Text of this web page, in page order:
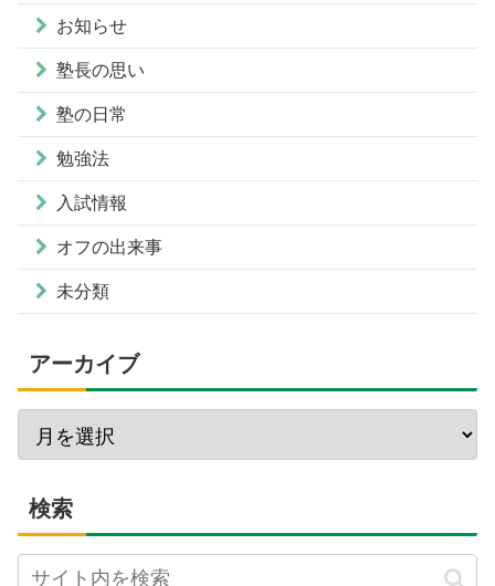
お知らせ
塾長の思い
塾の日常
勉強法
入試情報
オフの出来事
未分類
アーカイブ
検索